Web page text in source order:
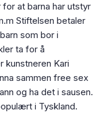
at barna har utstyr
Stiftelsen betaler
som bor i
ta for å
kunstneren Kari
sammen free sex
og ha det i sausen.
i Tyskland.